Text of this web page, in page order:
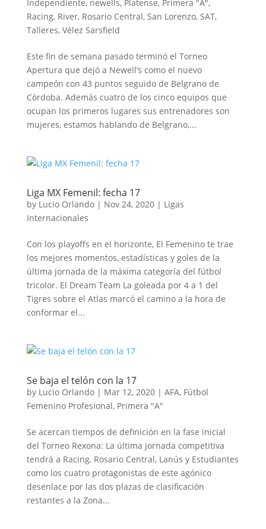
Independiente, newells, Platense, Primera "A",
Racing, River, Rosario Central, San Lorenzo, SAT,
Talleres, Vélez Sarsfield
Este fin de semana pasado terminó el Torneo
Apertura que dejó a Newell’s como el nuevo
campeón con 43 puntos seguido de Belgrano de
Córdoba. Además cuatro de los cinco equipos que
ocupan los primeros lugares sus entrenadores son
mujeres, estamos hablando de Belgrano,...
Liga MX Femenil: fecha 17
by Lucio Orlando| Nov 24, 2020| Ligas
Internacionales
Con los playoffs en el horizonte, El Femenino te trae
los mejores momentos, estadísticas y goles de la
última jornada de la máxima categoría del fútbol
tricolor. El Dream Team La goleada por 4 a 1 del
Tigres sobre el Atlas marcó el camino a la hora de
conformar el...
Se baja el telón con la 17
by Lucio Orlando| Mar 12, 2020| AFA, Fútbol
Femenino Profesional, Primera "A"
Se acercan tiempos de definición en la fase inicial
del Torneo Rexona: La última jornada competitiva
tendrá a Racing, Rosario Central, Lanús y Estudiantes
como los cuatro protagonistas de este agónico
desenlace por las dos plazas de clasificación
restantes a la Zona...